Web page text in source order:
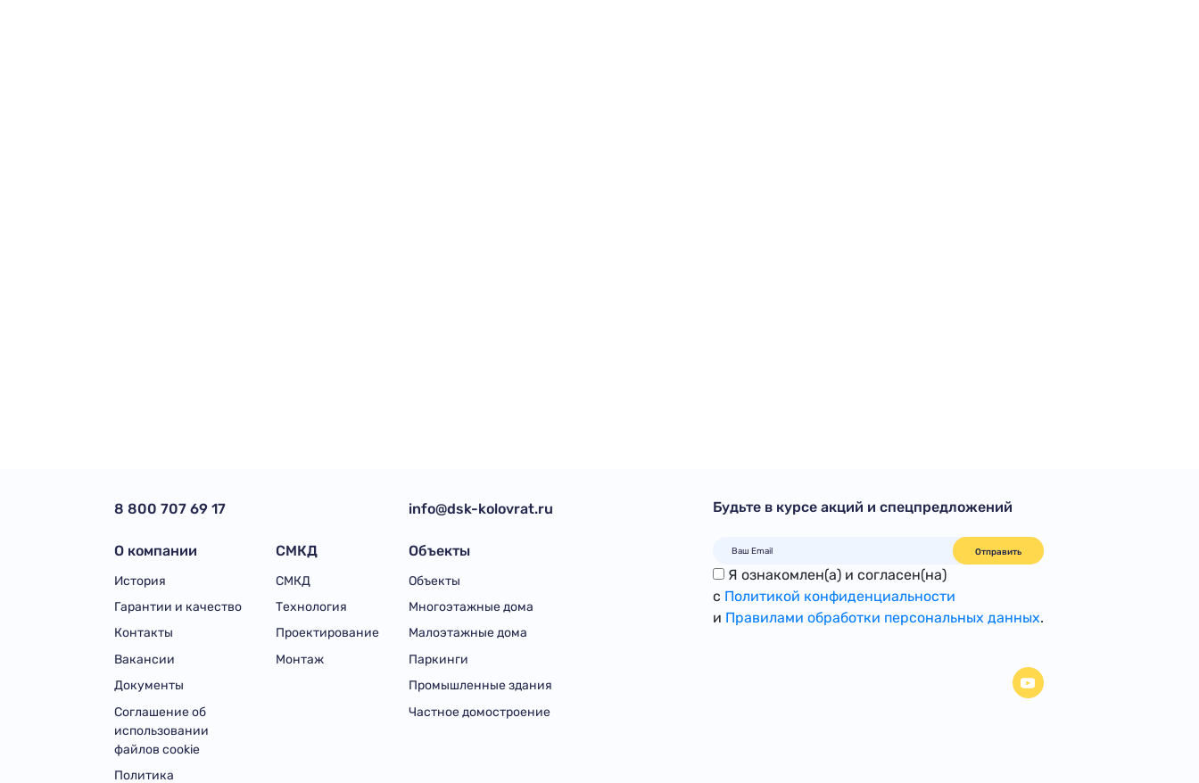
8 800 707 69 17
О компании
История
Гарантии и качество
Контакты
Вакансии
Документы
Соглашение об
использовании
файлов cookie
Политика
СМКД
СМКД
Технология
Проектирование
Монтаж
info@dsk-kolovrat.ru
Объекты
Объекты
Многоэтажные дома
Малоэтажные дома
Паркинги
Промышленные здания
Частное домостроение
Будьте в курсе акций и спецпредложений
Отправить
Я ознакомлен(а) и согласен(на)
с Политикой конфиденциальности
и Правилами обработки персональных данных.